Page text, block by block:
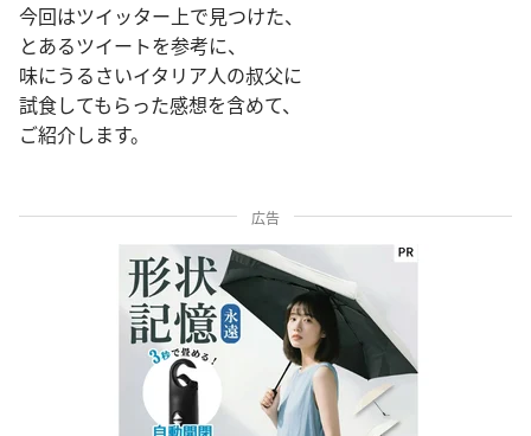
今回はツイッター上で見つけた、
とあるツイートを参考に、
味にうるさいイタリア人の叔父に
試食してもらった感想を含めて、
ご紹介します。
広告